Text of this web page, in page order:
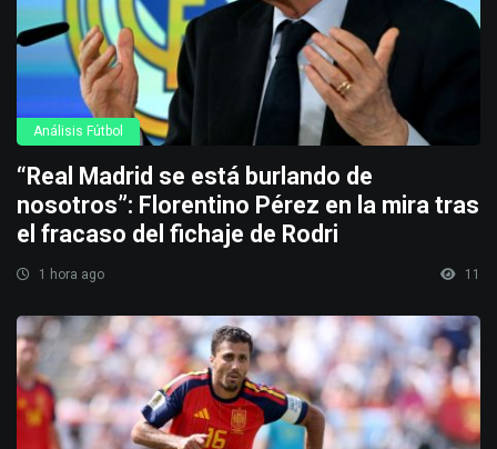
Análisis Fútbol
“Real Madrid se está burlando de
nosotros”: Florentino Pérez en la mira tras
el fracaso del fichaje de Rodri
1 hora ago 11